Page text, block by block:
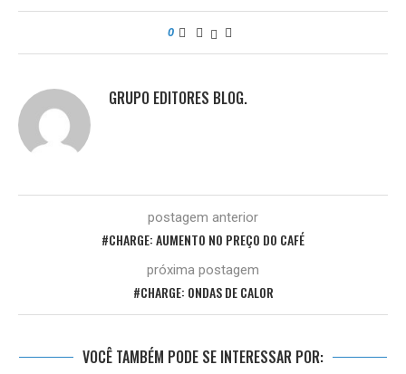
0
GRUPO EDITORES BLOG.
postagem anterior
#CHARGE: AUMENTO NO PREÇO DO CAFÉ
próxima postagem
#CHARGE: ONDAS DE CALOR
VOCÊ TAMBÉM PODE SE INTERESSAR POR: